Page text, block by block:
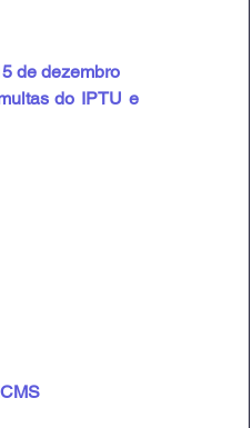
de dezembro
do IPTU e